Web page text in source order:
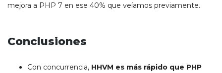
mejora a PHP 7 en ese 40% que veíamos previamente.
Conclusiones
Con concurrencia, HHVM es más rápido que PHP